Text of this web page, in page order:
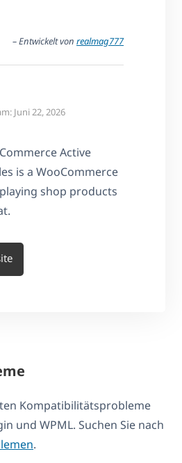
– Entwickelt von realmag777
Juni 22, 2026
Active
is a WooCommerce
shop products
Kompatibilitätsprobleme
und WPML. Suchen Sie nach
.